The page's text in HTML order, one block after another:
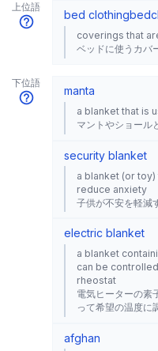
上位語
bed clothing
coverings that
ベッドに使うカバ
下位語
manta
a blanket that is
マントやショール
security blanket
a blanket (or
reduce anxiety
子供が不安を軽減
electric blanket
a blanket
can be
rheostat
電気ヒーターの素
って希望の温度に
afghan